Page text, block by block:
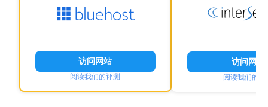
访问网站
阅读我们的评测
访问网站
阅读我们的评